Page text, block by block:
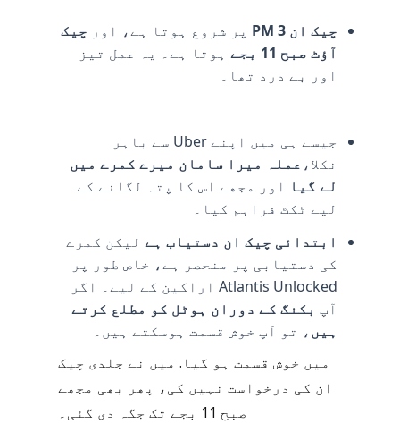
چیک ان 3 PM پر شروع ہوتا ہے، اور چیک
آؤٹ صبح 11 بجے
ہوتا ہے۔ یہ عمل تیز
اور بے درد تھا۔
جیسے ہی میں اپنے Uber سے باہر
نکلا، عملہ میرا سامان میرے کمرے میں
لے گیا اور مجھے اس کا پتہ لگانے کے
لیے ٹکٹ فراہم کیا۔
ابتدائی چیک ان دستیاب ہے لیکن کمرے
کی دستیابی پر منحصر ہے، خاص طور پر
Atlantis Unlocked اراکین کے لیے۔ اگر
آپ بکنگ کے دوران ہوٹل کو مطلع کرتے
ہیں، تو آپ خوش قسمت ہوسکتے ہیں۔
میں خوش قسمت ہو گیا. میں نے جلدی چیک
ان کی درخواست نہیں کی، پھر بھی مجھے
صبح 11 بجے تک جگہ دی گئی۔